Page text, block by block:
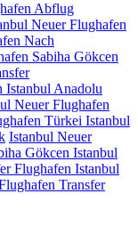
Abflug
Neuer Flughafen
Nach
Sabiha Gökcen
Istanbul Anadolu
Neuer Flughafen
Türkei Istanbul
Istanbul Neuer
Gökcen Istanbul
Flughafen Istanbul
Transfer